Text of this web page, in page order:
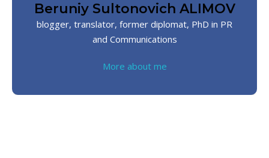
Beruniy Sultonovich ALIMOV
blogger, translator, former diplomat, PhD in PR
and Communications
More about me